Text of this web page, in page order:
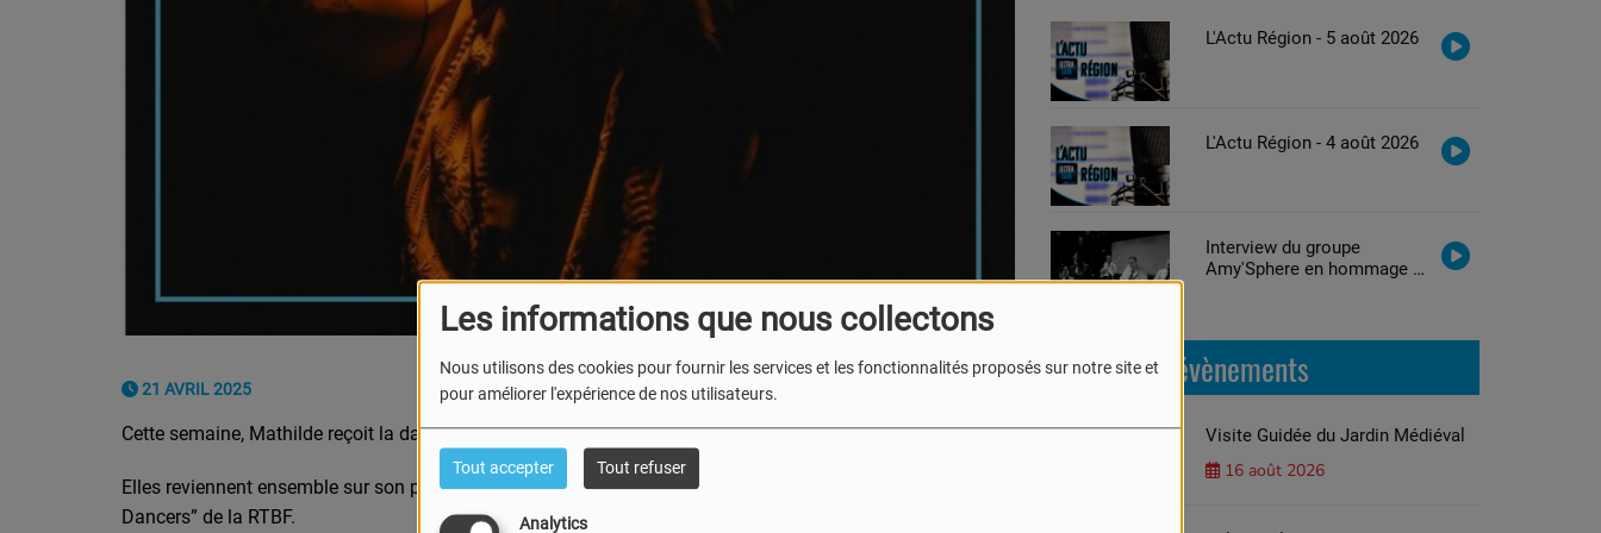
Les informations que nous collectons
Nous utilisons des cookies pour fournir les services et les fonctionnalités proposés sur notre site et
pour améliorer l'expérience de nos utilisateurs.
Tout accepter Tout refuser
Analytics
21 AVRIL 2025
Cette semaine, Mathilde reçoit la danseuseAnceline!
Elles reviennent ensemble sur son parcours, sa passion pour la danse, et sa participation à l’émission “The
Dancers” de la RTBF.
L'Actu Région - 5 août 2026
L'Actu Région - 4 août 2026
Interview du groupe
Amy'Sphere en hommage à
Prochains évènements
Visite Guidée du Jardin Médiéval
16 août 2026